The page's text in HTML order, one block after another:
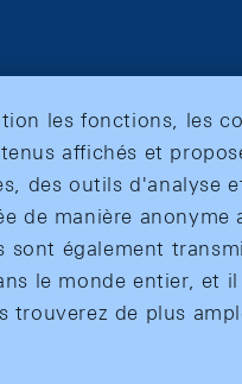
les fonctions, les
affichés et
des outils d'analyse
de manière
sont également
le monde entier, et
trouverez de plus